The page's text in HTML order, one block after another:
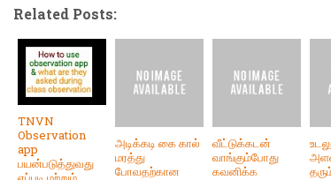
Related Posts:
TNVN
Observation
app
பயன்படுத்துவது
அடிக்கடி கை கால்
மரத்து
போவதற்கான
வீட்டுக்கடன்
வாங்கும்போது
கவனிக்க